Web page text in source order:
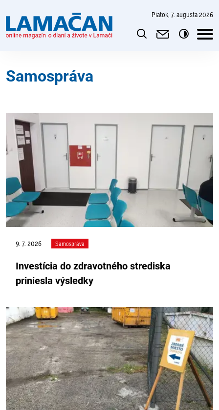
piatok, 7. augusta 2026
Samospráva
9. 7. 2026 Samospráva
Investícia do zdravotného strediska
priniesla výsledky